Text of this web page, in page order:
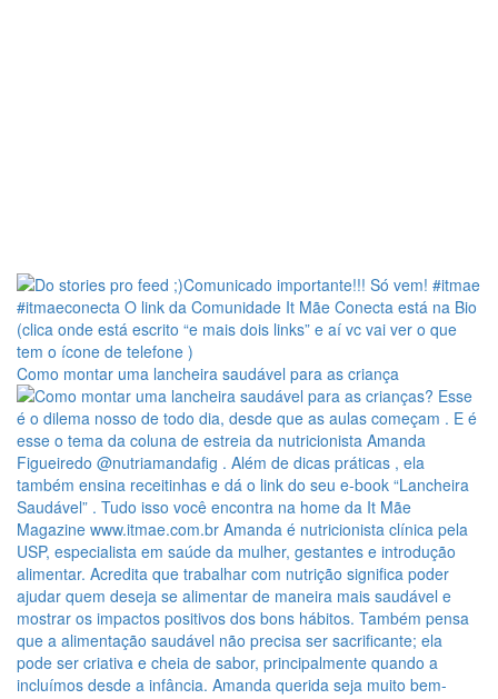
Como montar uma lancheira saudável para as criança